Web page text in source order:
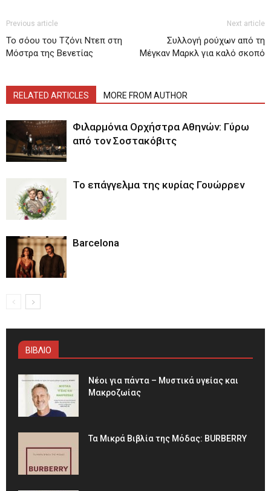
Previous article
Το σόου του Τζόνι Ντεπ στη
Μόστρα της Βενετίας
Next article
Συλλογή ρούχων από τη
Μέγκαν Μαρκλ για καλό σκοπό
RELATED ARTICLES MORE FROM AUTHOR
Φιλαρμόνια Ορχήστρα Αθηνών: Γύρω
από τον Σοστακόβιτς
Το επάγγελμα της κυρίας Γουώρρεν
Barcelona
ΒΙΒΛΙΟ
Νέοι για πάντα – Μυστικά υγείας και
Μακροζωίας
Τα Μικρά Βιβλία της Μόδας: BURBERRY